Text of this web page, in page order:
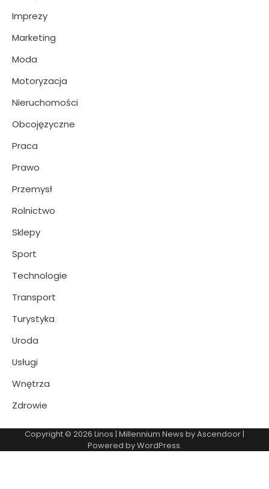
Imprezy
Marketing
Moda
Motoryzacja
Nieruchomości
Obcojęzyczne
Praca
Prawo
Przemysł
Rolnictwo
Sklepy
Sport
Technologie
Transport
Turystyka
Uroda
Usługi
Wnętrza
Zdrowie
Copyright © 2026 Linos | Millennium News byAscendoor|
Powered byWordPress.